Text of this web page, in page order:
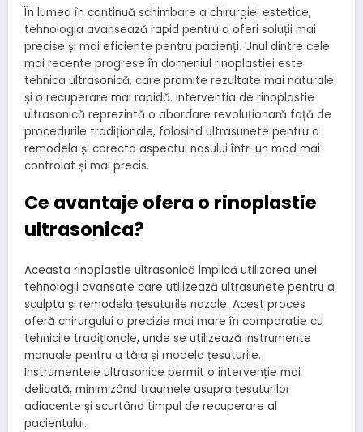
În lumea în continuă schimbare a chirurgiei estetice,
tehnologia avansează rapid pentru a oferi soluții mai
precise și mai eficiente pentru pacienți. Unul dintre cele
mai recente progrese în domeniul rinoplastiei este
tehnica ultrasonică, care promite rezultate mai naturale
și o recuperare mai rapidă. Interventia de rinoplastie
ultrasonică reprezintă o abordare revoluționară față de
procedurile tradiționale, folosind ultrasunete pentru a
remodela și corecta aspectul nasului într-un mod mai
controlat și mai precis.
Ce avantaje ofera o rinoplastie
ultrasonica?
Aceasta rinoplastie ultrasonică implică utilizarea unei
tehnologii avansate care utilizează ultrasunete pentru a
sculpta și remodela țesuturile nazale. Acest proces
oferă chirurgului o precizie mai mare în comparatie cu
tehnicile tradiționale, unde se utilizează instrumente
manuale pentru a tăia și modela țesuturile.
Instrumentele ultrasonice permit o intervenție mai
delicată, minimizând traumele asupra țesuturilor
adiacente și scurtând timpul de recuperare al
pacientului.